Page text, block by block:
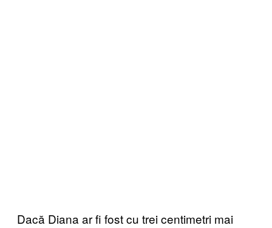
Dacă Diana ar fi fost cu trei centimetri mai